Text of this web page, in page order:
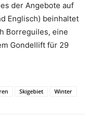
der Angebote auf
Englisch) beinhaltet
Borreguiles, eine
Gondellift für 29
Skigebiet Winter